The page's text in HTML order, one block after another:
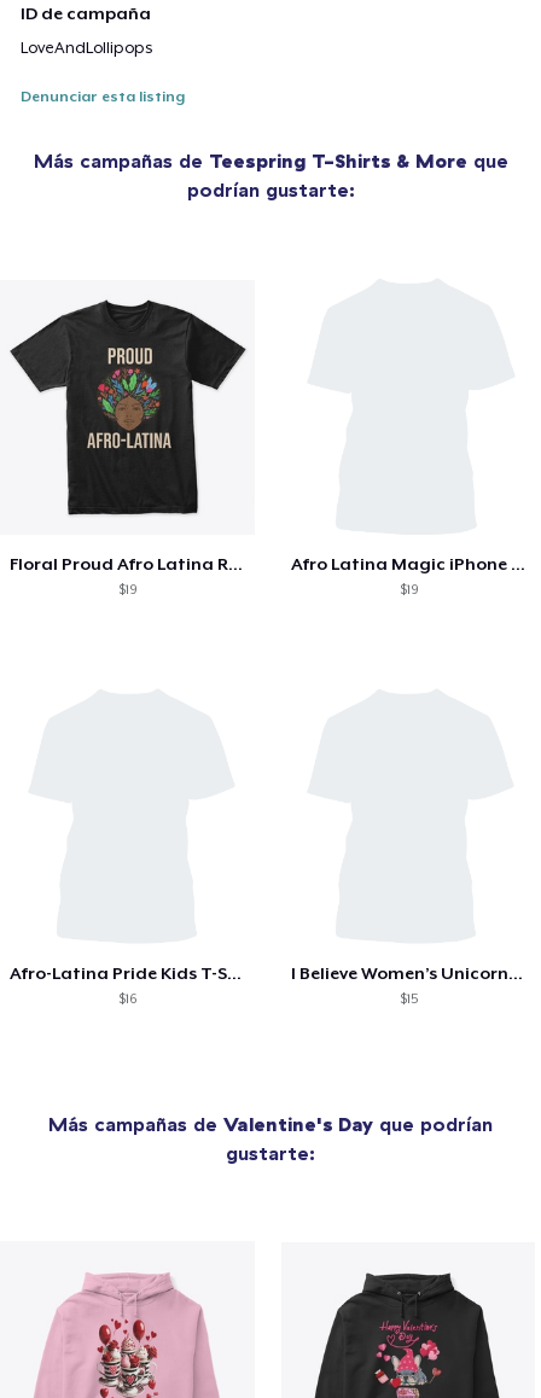
ID de campaña
LoveAndLollipops
Denunciar esta listing
Más campañas de Teespring T-Shirts & More que
podrían gustarte:
Floral Proud Afro Latina Roots T-Shirt
$19
Afro Latina Magic iPhone Case
$19
Afro-Latina Pride Kids T-Shirt Girls
$16
I Believe Women’s Unicorn T-Shirt
$15
Más campañas de Valentine's Day que podrían
gustarte: